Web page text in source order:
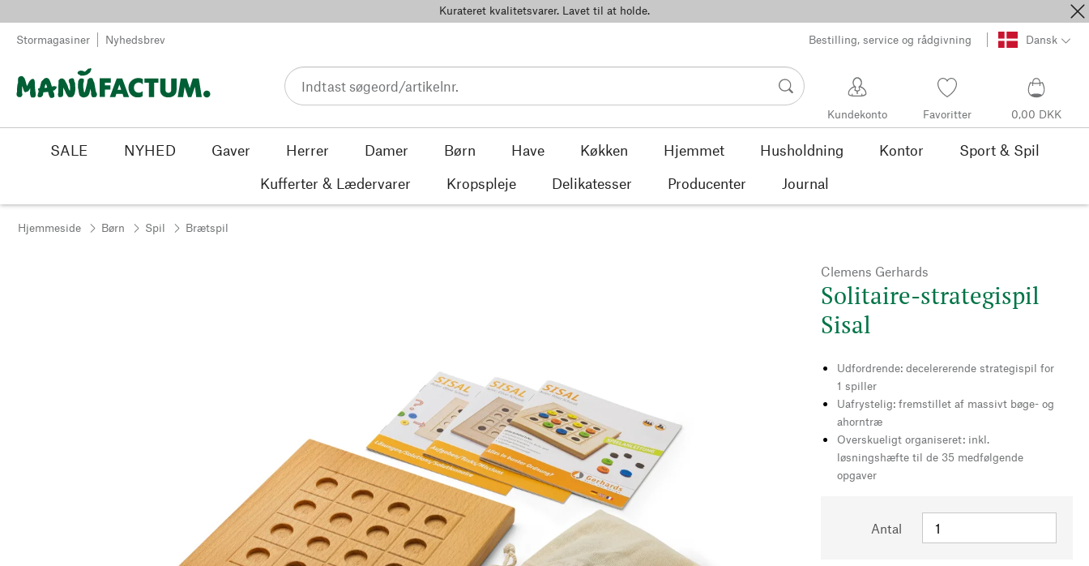
Kurateret kvalitetsvarer. Lavet til at holde.
Stormagasiner Nyhedsbrev Bestilling, service og rådgivning Dansk
Kundekonto Favoritter 0,00 DKK
SALE NYHED Gaver Herrer Damer Børn Have Køkken Hjemmet Husholdning Kontor
Sport & Spil
Kufferter & Lædervarer
Kropspleje Delikatesser Producenter Journal
Hjemmeside Børn Spil Brætspil
Clemens Gerhards
Solitaire-strategispil
Sisal
Udfordrende: decelererende strategispil for
1 spiller
Uafrystelig: fremstillet af massivt bøge- og
ahorntræ
Overskueligt organiseret: inkl.
løsningshæfte til de 35 medfølgende
opgaver
Antal